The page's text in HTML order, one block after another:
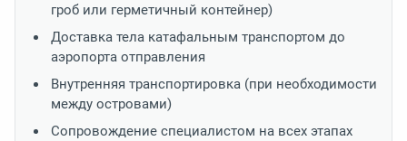
гроб или герметичный контейнер)
Доставка тела катафальным транспортом до
аэропорта отправления
Внутренняя транспортировка (при необходимости
между островами)
Сопровождение специалистом на всех этапах